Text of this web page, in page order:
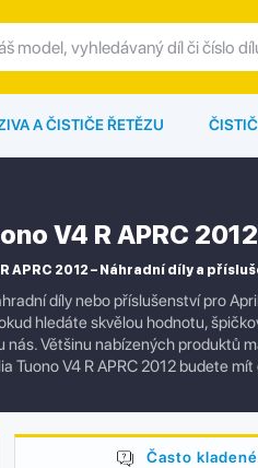
A ČISTIČE ŘETĚZU
V4 R APRC 2012
APRC 2012 – Náhradní díly a
díly nebo příslušenství pro
hledáte skvělou hodnotu,
nás. Většinu nabízených produktů
Tuono V4 R APRC 2012 budete
Často